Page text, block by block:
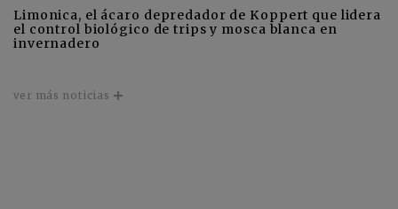
Limonica, el ácaro depredador de Koppert que lidera
el control biológico de trips y mosca blanca en
invernadero
ver más noticias